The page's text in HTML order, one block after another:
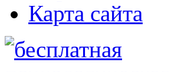
Карта сайта